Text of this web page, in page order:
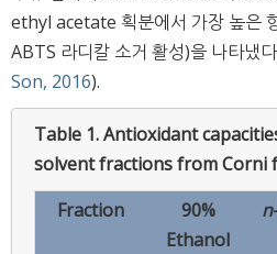
ethyl acetate 획분에서 가장 높은
ABTS 라디칼 소거 활성)을 나타냈
Son, 2016).
Table 1.Antioxidant
solvent fractions from Corni
Fraction
90%
Ethanol
n